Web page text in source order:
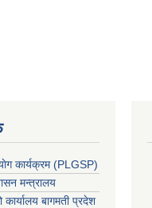
कार्यक्रम (PLGSP)
मन्त्रालय
कार्यालय बागमती प्रदेश